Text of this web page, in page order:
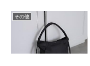
その他